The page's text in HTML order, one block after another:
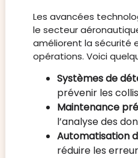
Les avancées
le secteur
améliorent la sécurité
opérations. Voici
Systèmes de
prévenir les
Maintenance
l’analyse des
Automatisation
réduire les